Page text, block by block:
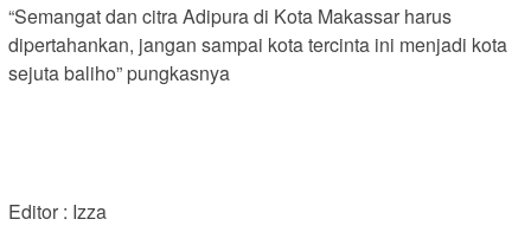
“Semangat dan citra Adipura di Kota Makassar harus
dipertahankan, jangan sampai kota tercinta ini menjadi kota
sejuta baliho” pungkasnya
Editor : Izza